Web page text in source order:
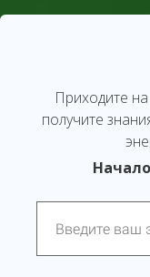
Приходите
получите
Начало